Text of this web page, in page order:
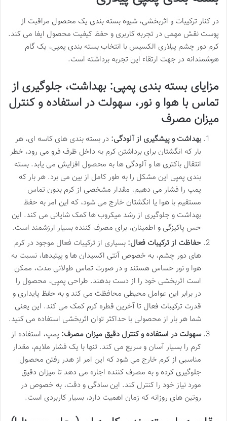
در کنار ترکیبات و اثربخشی، شیوه بسته بندی یک محصول مراقبت از
پوست نقش مهمی در تجربه کاربری و حفظ کیفیت محصول ایفا می کند.
کرم دور چشم پیلاری الکسیس با انتخاب بسته بندی پمپی، یک گام
هوشمندانه در جهت ارتقاء این تجربه برداشته است.
مزایای بسته بندی پمپی: بهداشت، جلوگیری از
تماس با هوا و نور، سهولت در استفاده و کنترل
میزان مصرف
بهداشت و پیشگیری از آلودگی: در بسته بندی های کاسه ای، هر
بار که انگشتان برای برداشتن کرم به داخل ظرف فرو می رود، خطر
انتقال باکتری ها و آلودگی ها به محصول افزایش می یابد. بسته
بندی پمپی این مشکل را به طور کامل از بین می برد. هر بار که
پمپ را فشار می دهیم، مقدار مشخصی از کرم بدون تماس
مستقیم با هوا یا انگشتان خارج می شود، که این امر به حفظ
بهداشت و جلوگیری از رشد میکروب ها کمک شایانی می کند. این
حس پاکیزگی و اطمینان، برای مصرف کننده بسیار ارزشمند است.
حفاظت از ترکیبات فعال: بسیاری از ترکیبات فعال موجود در کرم
های دور چشم، به خصوص آنتی اکسیدان ها و پپتیدها، نسبت به
هوا و نور حساس هستند و در صورت تماس طولانی مدت، ممکن
است اثربخشی خود را از دست بدهند. طراحی پمپی، محصول را
در برابر این عوامل محیطی محافظت می کند و به حفظ پایداری و
قدرت ترکیبات فعال تا آخرین قطره کرم کمک می کند. این یعنی
شما هر بار از محصولی با حداکثر توان اثربخشی استفاده می کنید.
سهولت در استفاده و کنترل دقیق میزان مصرف: پمپ، استفاده از
کرم را بسیار آسان و سریع می کند. تنها با یک فشار ملایم، مقدار
مناسبی از کرم خارج می شود که این امر از هدر رفتن محصول
جلوگیری کرده و به مصرف کننده اجازه می دهد تا میزان دقیق
مورد نیاز خود را کنترل کند. این سادگی و دقت، به خصوص در
روتین های روزانه که زمان اهمیت دارد، بسیار کاربردی است.